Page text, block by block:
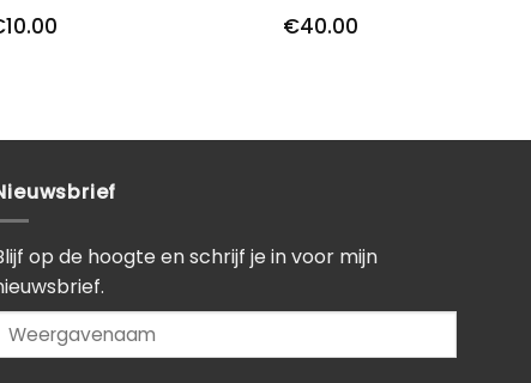
10.00 €40.00
op de hoogte en schrijf je in voor mijn